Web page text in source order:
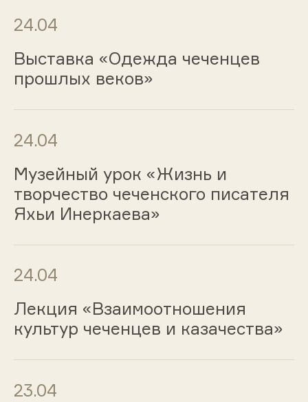
24.04
Выставка «Одежда чеченцев
прошлых веков»
24.04
Музейный урок «Жизнь и
творчество чеченского писателя
Яхьи Инеркаева»
24.04
Лекция «Взаимоотношения
культур чеченцев и казачества»
23.04